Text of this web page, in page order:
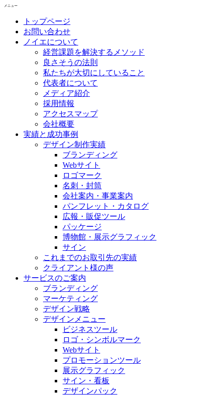
メニュー
トップページ
お問い合わせ
ノイエについて
経営課題を解決するメソッド
良さそうの法則
私たちが大切にしていること
代表者について
メディア紹介
採用情報
アクセスマップ
会社概要
実績と成功事例
デザイン制作実績
ブランディング
Webサイト
ロゴマーク
名刺・封筒
会社案内・事業案内
パンフレット・カタログ
広報・販促ツール
パッケージ
博物館・展示グラフィック
サイン
これまでのお取引先の実績
クライアント様の声
サービスのご案内
ブランディング
マーケティング
デザイン戦略
デザインメニュー
ビジネスツール
ロゴ・シンボルマーク
Webサイト
プロモーションツール
展示グラフィック
サイン・看板
デザインパック